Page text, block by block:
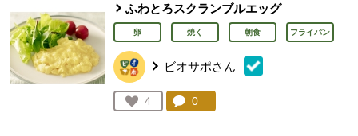
ふわとろスクランブルエッグ
卵 焼く 朝食 フライパン
ビオサポさん
お気に入り登録：
4
人が登録
コメント：
0